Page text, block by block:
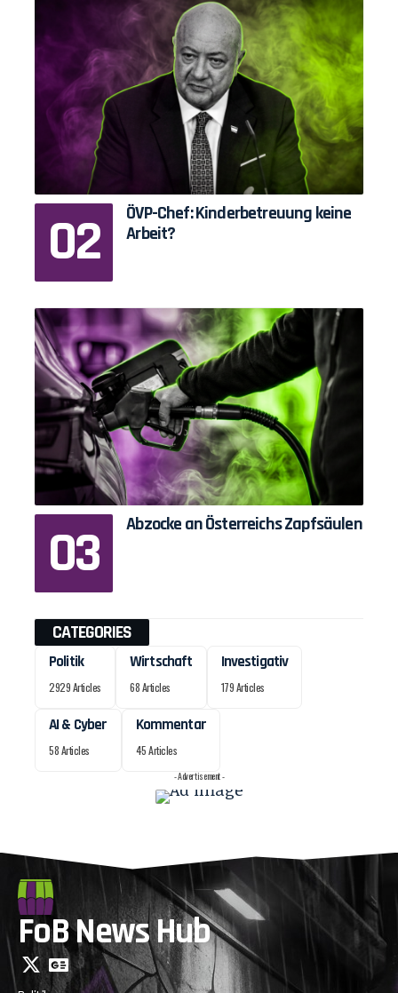
ÖVP-Chef: Kinderbetreuung keine
Arbeit?
Abzocke an Österreichs Zapfsäulen
CATEGORIES
Politik
2929 Articles
Wirtschaft
68 Articles
Investigativ
179 Articles
AI & Cyber
58 Articles
Kommentar
45 Articles
- Advertisement -
FoB News Hub